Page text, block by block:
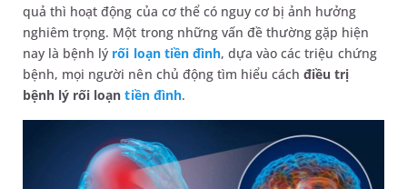
quả thì hoạt động của cơ thể có nguy cơ bị ảnh hưởng
nghiêm trọng. Một trong những vấn đề thường gặp hiện
nay là bệnh lý rối loạn tiền đình, dựa vào các triệu chứng
bệnh, mọi người nên chủ động tìm hiểu cáchđiều trị
bệnh lý rối loạntiền đình.